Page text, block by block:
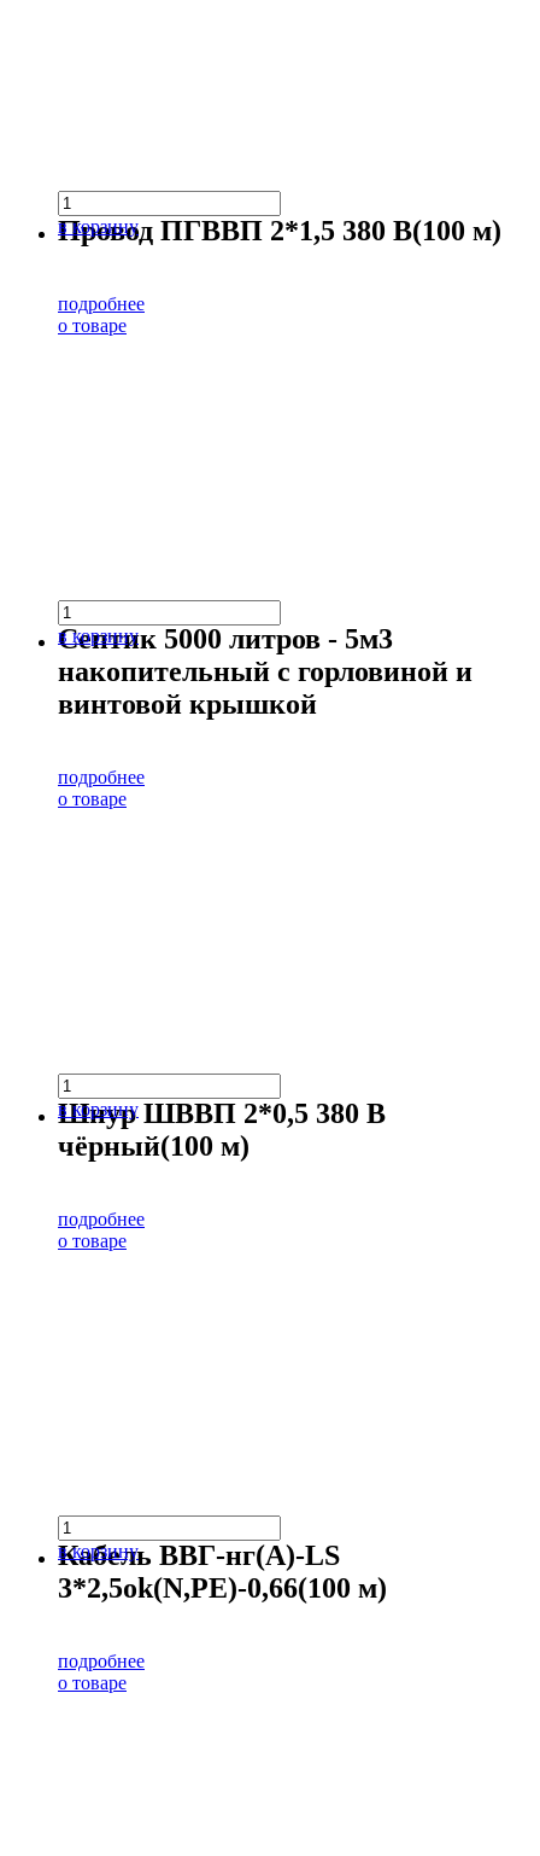
в корзину
Провод ПГВВП 2*1,5 380 В(100 м)
подробнее
о товаре
в корзину
Септик 5000 литров - 5м3
накопительный с горловиной и
винтовой крышкой
подробнее
о товаре
в корзину
Шнур ШВВП 2*0,5 380 В
чёрный(100 м)
подробнее
о товаре
в корзину
Кабель ВВГ-нг(А)-LS
3*2,5ok(N,PE)-0,66(100 м)
подробнее
о товаре